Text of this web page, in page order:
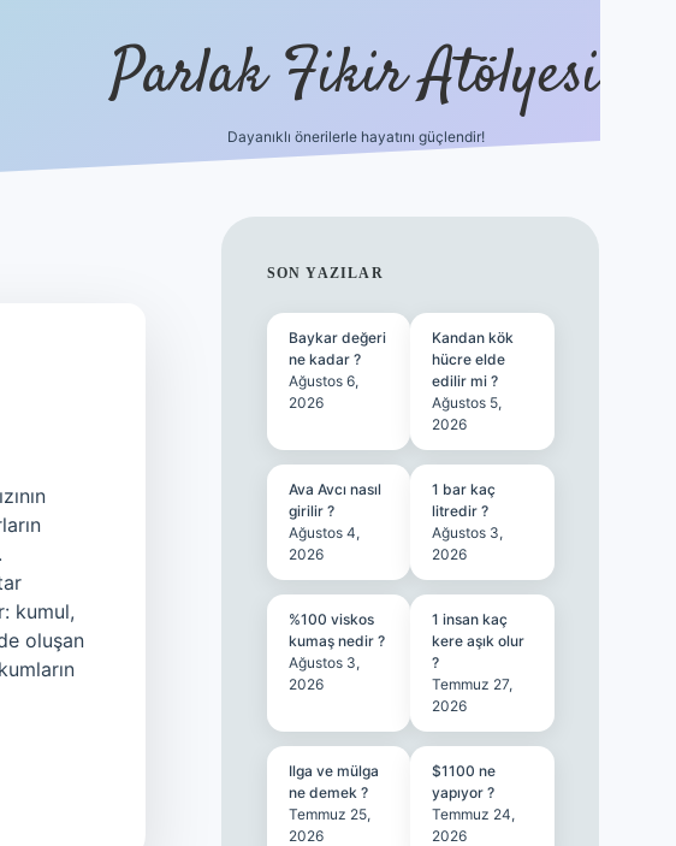
Parlak Fikir Atölyesi
Dayanıklı önerilerle hayatını güçlendir!
kumul,
oluşan
SIDEBAR
SON YAZILAR
Baykar değeri
ne kadar ?
Ağustos 6,
2026
Kandan kök
hücre elde
edilir mi ?
Ağustos 5,
2026
Ava Avcı nasıl
girilir ?
Ağustos 4,
2026
1 bar kaç
litredir ?
Ağustos 3,
2026
%100 viskos
kumaş nedir ?
Ağustos 3,
2026
1 insan kaç
kere aşık olur
?
Temmuz 27,
2026
Ilga ve mülga
ne demek ?
Temmuz 25,
2026
$1100 ne
yapıyor ?
Temmuz 24,
2026
ilbet casino